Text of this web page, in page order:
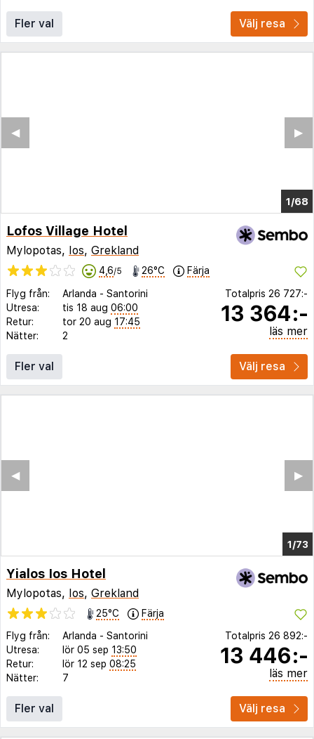
Fler val Välj resa
1/64
▶︎
◀︎
Lofos Village Hotel
Mylopotas, Ios, Grekland
4,6/5 26°C Färja
Flyg från: Arlanda - Santorini
Utresa:
tis 18 aug 06:00
Retur:
tor 20 aug 17:45
Nätter:
2
Totalpris 26 727:-
13 364:-
läs mer
Fler val Välj resa
1/68
▶︎
◀︎
Yialos Ios Hotel
Mylopotas, Ios, Grekland
25°C
Färja
Flyg från:
Arlanda - Santorini
Utresa:
lör 05 sep 13:50
Retur:
lör 12 sep 08:25
Nätter:
7
Totalpris 26 892:-
13 446:-
läs mer
Fler val Välj resa